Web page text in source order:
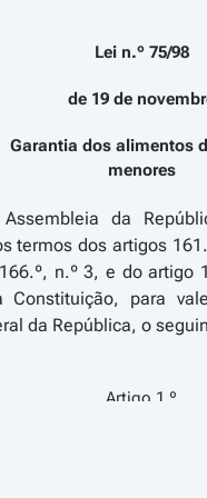
Lei n.º 75/98
de 19 de
Garantia dos alimentos
menores
da
termos dos artigos
n.º 3, e do artigo
Constituição, para
da República, o
Artigo 1.º